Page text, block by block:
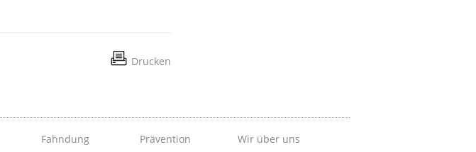
Drucken
Fahndung Prävention Wir über uns